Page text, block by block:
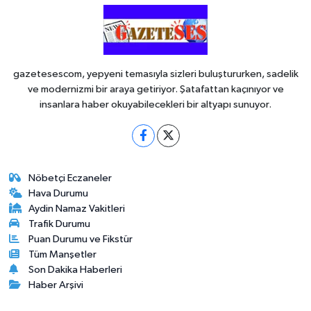
gazetesescom, yepyeni temasıyla sizleri buluştururken, sadelik
ve modernizmi bir araya getiriyor. Şatafattan kaçınıyor ve
insanlara haber okuyabilecekleri bir altyapı sunuyor.
Nöbetçi Eczaneler
Hava Durumu
Aydin Namaz Vakitleri
Trafik Durumu
Puan Durumu ve Fikstür
Tüm Manşetler
Son Dakika Haberleri
Haber Arşivi